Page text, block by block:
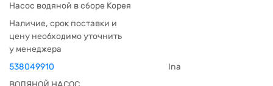
Насос водяной в сборе Корея
Наличие, срок поставки и
цену необходимо уточнить
у менеджера
538049910
Ina